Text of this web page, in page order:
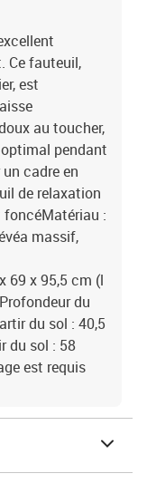
Ce fauteuil,
est
au toucher,
pendant
cadre en
de relaxation
foncéMatériau :
massif,
69 x 95,5 cm (l
du
du sol : 40,5
du sol : 58
est requis